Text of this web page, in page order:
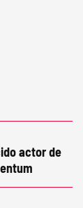
actor de